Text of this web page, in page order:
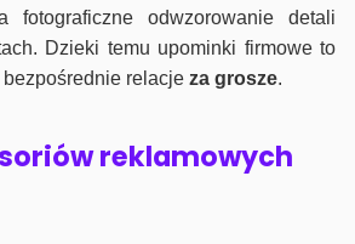
fotograficzne odwzorowanie detali
Dzieki temu upominki firmowe to
bezpośrednie relacje za grosze.
reklamowych